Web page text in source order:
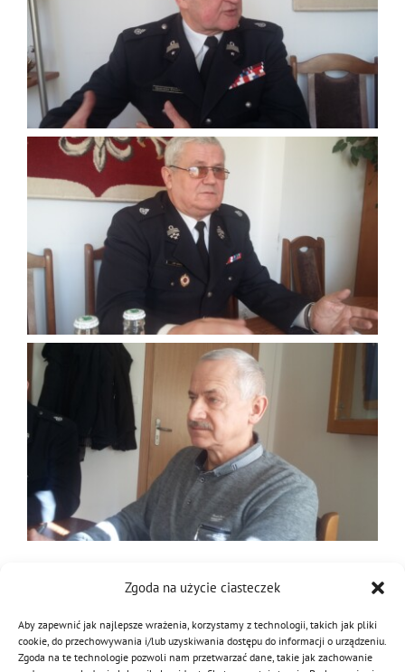
Zgoda na użycie ciasteczek
Aby zapewnić jak najlepsze wrażenia, korzystamy z technologii, takich jak pliki
cookie, do przechowywania i/lub uzyskiwania dostępu do informacji o urządzeniu.
Zgoda na te technologie pozwoli nam przetwarzać dane, takie jak zachowanie